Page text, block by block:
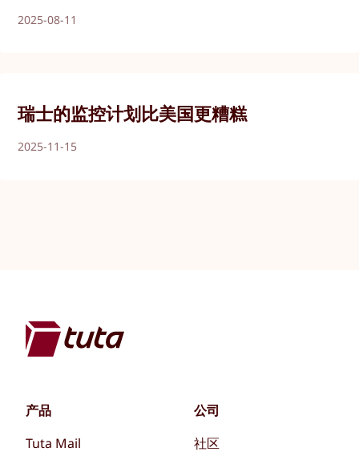
2025-08-11
瑞士的监控计划比美国更糟糕
2025-11-15
产品
Tuta Mail
公司
社区